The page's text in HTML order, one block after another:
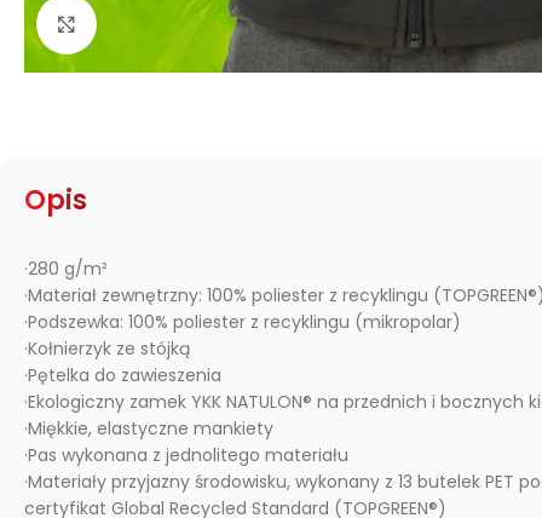
Kliknij, aby powiększyć
Opis
·280 g/m²
·Materiał zewnętrzny: 100% poliester z recyklingu
·Podszewka: 100% poliester z recyklingu (mikropolar)
·Kołnierzyk ze stójką
·Pętelka do zawieszenia
·Ekologiczny zamek YKK NATULON® na przednich i bocznych
·Miękkie, elastyczne mankiety
·Pas wykonana z jednolitego materiału
·Materiały przyjazny środowisku, wykonany z 13 butelek
certyfikat Global Recycled Standard (TOPGREEN®)